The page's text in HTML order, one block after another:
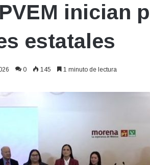
inician
estatales
0 145 1 minuto de lectura